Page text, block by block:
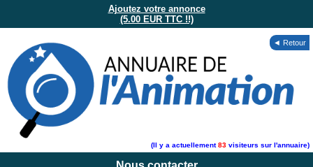
Ajoutez votre annonce
(5.00 EUR TTC !!)
◄ Retour
(Il y a actuellement83 visiteurs sur l'annuaire)